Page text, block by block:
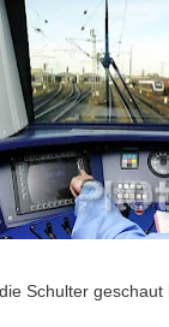
Schulter